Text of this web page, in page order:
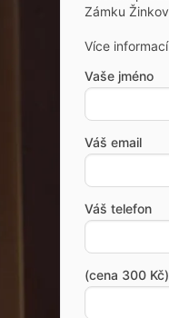
Zámku
Více
Vaše jméno
Váš email
Váš telefon
(cena 300